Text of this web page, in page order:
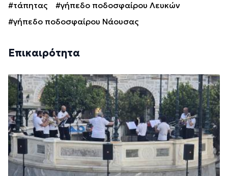
#τάπητας
#γήπεδο ποδοσφαίρου Λευκών
#γήπεδο ποδοσφαίρου Νάουσας
Επικαιρότητα